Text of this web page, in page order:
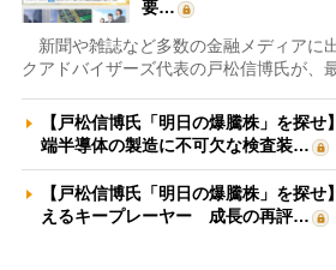
要…
新聞や雑誌など多数の金融メディアに
クアドバイザーズ代表の戸松信博氏が、
【戸松信博氏「明日の爆騰株」を探
端半導体の製造に不可欠な検査装…
【戸松信博氏「明日の爆騰株」を探
えるキープレーヤー 成長の再評…